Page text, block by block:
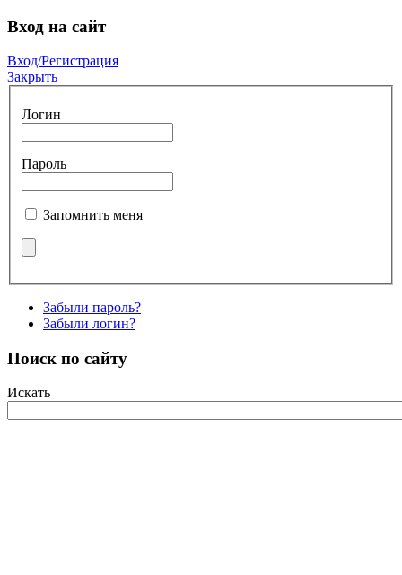
Вход на сайт
Вход/Регистрация
Закрыть
Логин
Пароль
Запомнить меня
Забыли пароль?
Забыли логин?
Поиск по сайту
Искать